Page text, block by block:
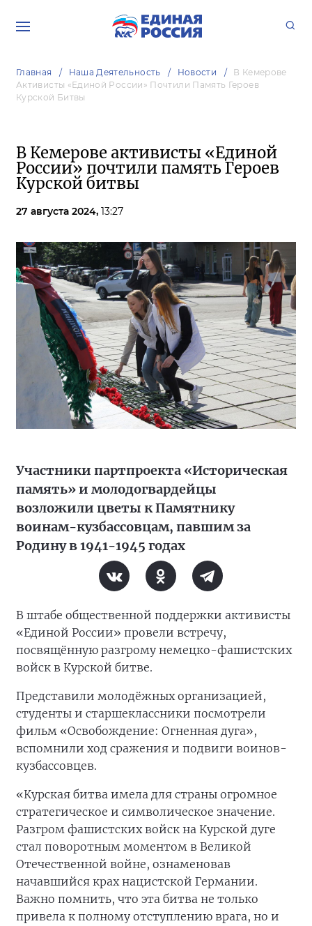
Главная Наша Деятельность Новости
В Кемерове
Активисты «Единой России» Почтили Память Героев
Курской Битвы
В Кемерове активисты «Единой
России» почтили память Героев
Курской битвы
27 августа 2024, 13:27
Участники партпроекта «Историческая
память» и молодогвардейцы
возложили цветы к Памятнику
воинам-кузбассовцам, павшим за
Родину в 1941-1945 годах
В штабе общественной поддержки активисты
«Единой России» провели встречу,
посвящённую разгрому немецко-фашистских
войск в Курской битве.
Представили молодёжных организацией,
студенты и старшеклассники посмотрели
фильм «Освобождение: Огненная дуга»,
вспомнили ход сражения и подвиги воинов-
кузбассовцев.
«Курская битва имела для страны огромное
стратегическое и символическое значение.
Разгром фашистских войск на Курской дуге
стал поворотным моментом в Великой
Отечественной войне, ознаменовав
начавшийся крах нацистской Германии.
Важно помнить, что эта битва не только
привела к полному отступлению врага, но и